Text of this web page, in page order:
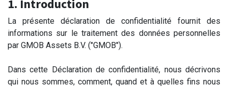
1. Introduction
La présente déclaration de confidentialité fournit des
informations sur le traitement des données personnelles
par GMOB Assets B.V. ("GMOB").
Dans cette Déclaration de confidentialité, nous décrivons
qui nous sommes, comment, quand et à quelles fins nous